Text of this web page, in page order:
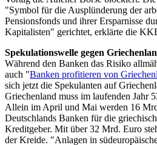
"Symbol für die Ausplünderung der
Pensionsfonds und ihrer Ersparnisse
Kapitalisten" gerichtet, erklärte die
Spekulationswelle gegen
Während den Banken das Risiko
auch "Banken profitieren von
sich jetzt die Spekulanten auf
Griechenland muss im laufenden Jahr
Allein im April und Mai werden 16
Deutschlands Banken für die
Kreditgeber. Mit über 32 Mrd. Euro
der Kreide. "Anlagen in